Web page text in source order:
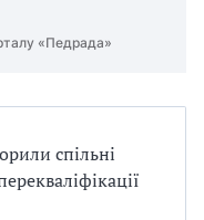
«Педрада»
спільні